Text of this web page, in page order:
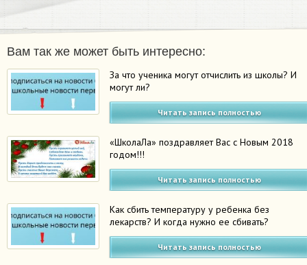
Вам так же может быть интересно:
За что ученика могут отчислить из школы? И
могут ли?
Читать запись полностью
«ШколаЛа» поздравляет Вас с Новым 2018
годом!!!
Читать запись полностью
Как сбить температуру у ребенка без
лекарств? И когда нужно ее сбивать?
Читать запись полностью